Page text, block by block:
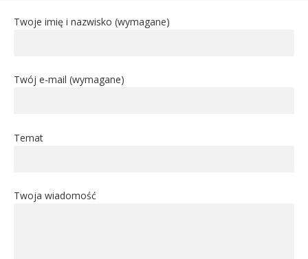
Twoje imię i nazwisko (wymagane)
Twój e-mail (wymagane)
Temat
Twoja wiadomość